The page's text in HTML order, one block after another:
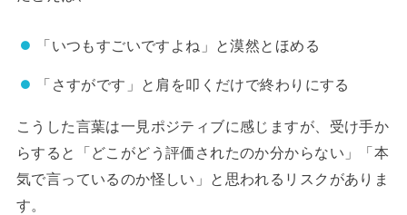
「いつもすごいですよね」と漠然とほめる
「さすがです」と肩を叩くだけで終わりにする
こうした言葉は一見ポジティブに感じますが、受け手か
らすると「どこがどう評価されたのか分からない」「本
気で言っているのか怪しい」と思われるリスクがありま
す。